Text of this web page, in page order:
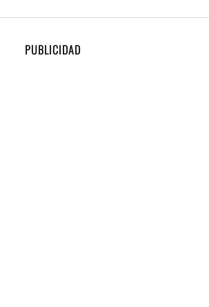
PUBLICIDAD